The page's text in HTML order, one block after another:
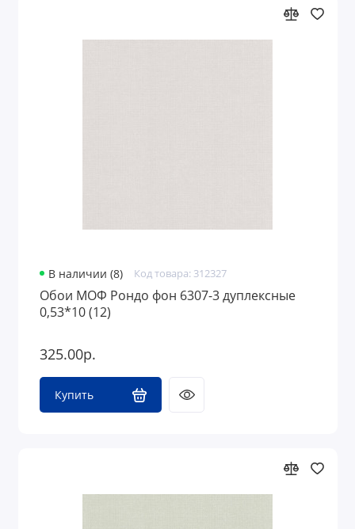
В наличии (8) Код товара: 312327
Обои МОФ Рондо фон 6307-3 дуплексные
0,53*10 (12)
325.00р.
Купить